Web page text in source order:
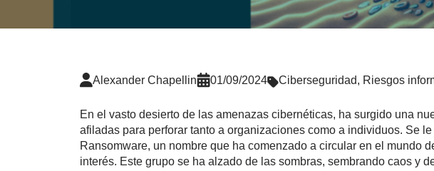
Alexander Chapellin 01/09/2024 Ciberseguridad, Riesgos
En el vasto desierto de las amenazas cibernéticas, ha surgido una
afiladas para perforar tanto a organizaciones como a individuos. Se
Ransomware, un nombre que ha comenzado a circular en el mundo
interés. Este grupo se ha alzado de las sombras, sembrando caos y